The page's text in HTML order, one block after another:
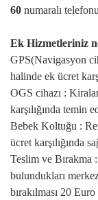
60 numaralı
Ek Hizmetleriniz
GPS(Navigasyon
halinde ek ücret
OGS cihazı :
karşılığında temin
Bebek Koltuğu :
ücret karşılığında
Teslim ve Bırakma
bulundukları
bırakılması 20